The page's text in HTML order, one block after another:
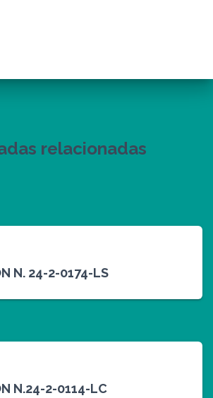
relacionadas
N. 24-2-0174-LS
N.24-2-0114-LC